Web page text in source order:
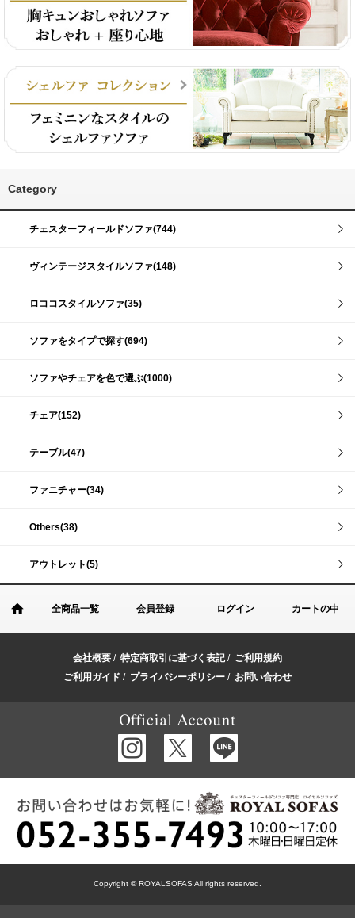
Category
チェスターフィールドソファ(744)
ヴィンテージスタイルソファ(148)
ロココスタイルソファ(35)
ソファをタイプで探す(694)
ソファやチェアを色で選ぶ(1000)
チェア(152)
テーブル(47)
ファニチャー(34)
Others(38)
アウトレット(5)
全商品一覧 会員登録 ログイン カートの中
会社概要 / 特定商取引に基づく表記/ ご利用規約
ご利用ガイド / プライバシーポリシー / お問い合わせ
Copyright © ROYALSOFAS All rights reserved.